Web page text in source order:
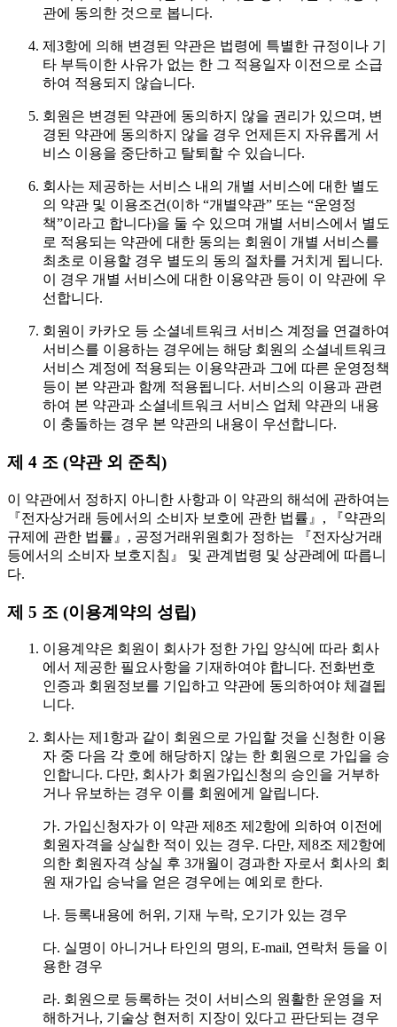
관에 동의한 것으로 봅니다.
제3항에 의해 변경된 약관은 법령에 특별한 규정이나 기
타 부득이한 사유가 없는 한 그 적용일자 이전으로 소급
하여 적용되지 않습니다.
회원은 변경된 약관에 동의하지 않을 권리가 있으며, 변
경된 약관에 동의하지 않을 경우 언제든지 자유롭게 서
비스 이용을 중단하고 탈퇴할 수 있습니다.
회사는 제공하는 서비스 내의 개별 서비스에 대한 별도
의 약관 및 이용조건(이하 “개별약관” 또는 “운영정
책”이라고 합니다)을 둘 수 있으며 개별 서비스에서 별도
로 적용되는 약관에 대한 동의는 회원이 개별 서비스를
최초로 이용할 경우 별도의 동의 절차를 거치게 됩니다.
이 경우 개별 서비스에 대한 이용약관 등이 이 약관에 우
선합니다.
회원이 카카오 등 소셜네트워크 서비스 계정을 연결하여
서비스를 이용하는 경우에는 해당 회원의 소셜네트워크
서비스 계정에 적용되는 이용약관과 그에 따른 운영정책
등이 본 약관과 함께 적용됩니다. 서비스의 이용과 관련
하여 본 약관과 소셜네트워크 서비스 업체 약관의 내용
이 충돌하는 경우 본 약관의 내용이 우선합니다.
제 4 조 (약관 외 준칙)
이 약관에서 정하지 아니한 사항과 이 약관의 해석에 관하여는
『전자상거래 등에서의 소비자 보호에 관한 법률』, 『약관의
규제에 관한 법률』, 공정거래위원회가 정하는 『전자상거래
등에서의 소비자 보호지침』 및 관계법령 및 상관례에 따릅니
다.
제 5 조 (이용계약의 성립)
이용계약은 회원이 회사가 정한 가입 양식에 따라 회사
에서 제공한 필요사항을 기재하여야 합니다. 전화번호
인증과 회원정보를 기입하고 약관에 동의하여야 체결됩
니다.
회사는 제1항과 같이 회원으로 가입할 것을 신청한 이용
자 중 다음 각 호에 해당하지 않는 한 회원으로 가입을 승
인합니다. 다만, 회사가 회원가입신청의 승인을 거부하
거나 유보하는 경우 이를 회원에게 알립니다.
가. 가입신청자가 이 약관 제8조 제2항에 의하여 이전에
회원자격을 상실한 적이 있는 경우. 다만, 제8조 제2항에
의한 회원자격 상실 후 3개월이 경과한 자로서 회사의 회
원 재가입 승낙을 얻은 경우에는 예외로 한다.
나. 등록내용에 허위, 기재 누락, 오기가 있는 경우
다. 실명이 아니거나 타인의 명의, E-mail, 연락처 등을 이
용한 경우
라. 회원으로 등록하는 것이 서비스의 원활한 운영을 저
해하거나, 기술상 현저히 지장이 있다고 판단되는 경우